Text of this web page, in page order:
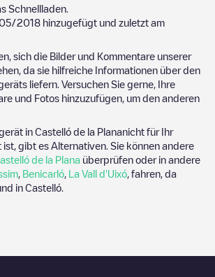
Schnellladen.
2018 hinzugefügt und zuletzt am
sich die Bilder und Kommentare unserer
da sie hilfreiche Informationen über den
liefern. Versuchen Sie gerne, Ihre
und Fotos hinzuzufügen, um den anderen
in Castelló de la Plananicht für Ihr
gibt es Alternativen. Sie können andere
de la Plana überprüfen oder in andere
Benicarló La Vall d'Uixó , fahren, da
in Castelló